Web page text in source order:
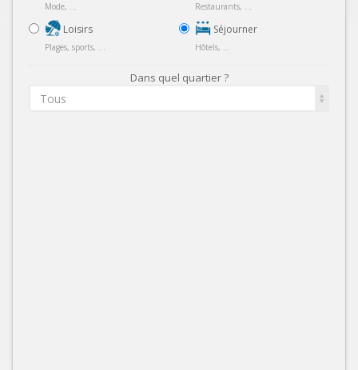
Mode, ...
Loisirs
Plages, sports, ...
Restaurants, ...
Séjourner
Hôtels, ...
Dans quel quartier ?
Tous